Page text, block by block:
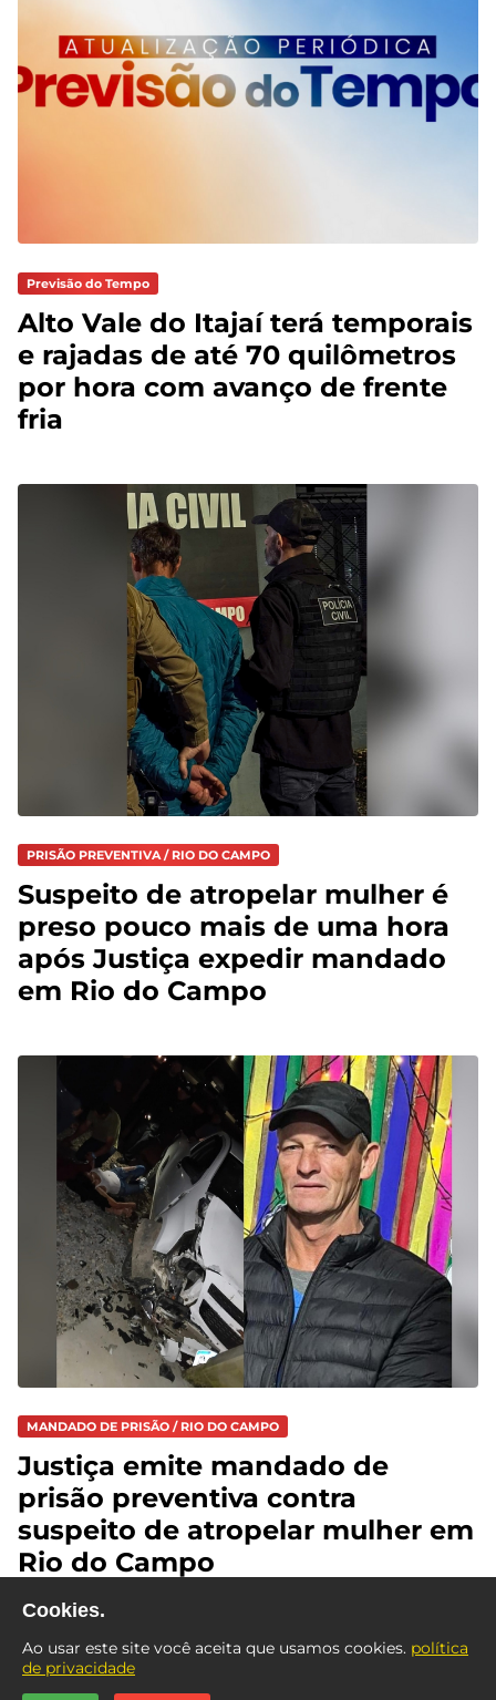
Previsão do Tempo
Alto Vale do Itajaí terá temporais
e rajadas de até 70 quilômetros
por hora com avanço de frente
fria
PRISÃO PREVENTIVA / RIO DO CAMPO
Suspeito de atropelar mulher é
preso pouco mais de uma hora
após Justiça expedir mandado
em Rio do Campo
MANDADO DE PRISÃO / RIO DO CAMPO
Justiça emite mandado de
prisão preventiva contra
suspeito de atropelar mulher em
Rio do Campo
Cookies.
Ao usar este site você aceita que usamos cookies. política
de privacidade